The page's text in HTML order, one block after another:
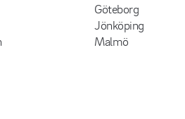
Göteborg
Jönköping
Malmö